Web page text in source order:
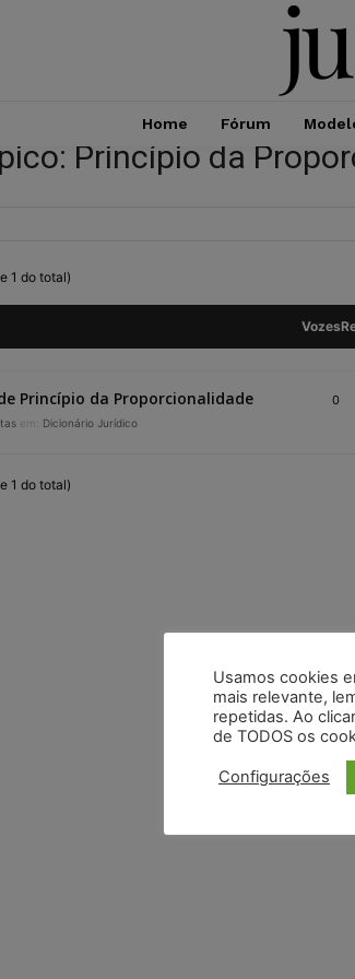
Home Fórum
Princípio da
1 do total)
Vozes
Princípio da Proporcionalidade
em: Dicionário Jurídico
0
1 do total)
Usamos cookies
mais relevante,
repetidas. Ao
de TODOS os
Configurações